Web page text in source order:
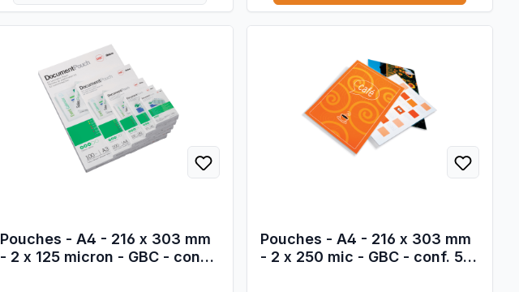
Pouches - A4 - 216 x 303 mm
- 2 x 125 micron - GBC - conf.
Pouches - A4 - 216 x 303 mm
- 2 x 250 mic - GBC - conf. 50